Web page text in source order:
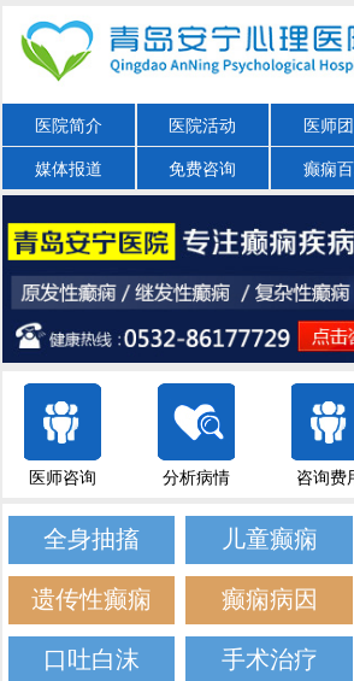
医院简介 医院活动 医师
媒体报道 免费咨询 癫痫
医师咨询 分析病情 咨询费
全身抽搐 儿童癫痫
遗传性癫痫 癫痫病因
口吐白沫 手术治疗